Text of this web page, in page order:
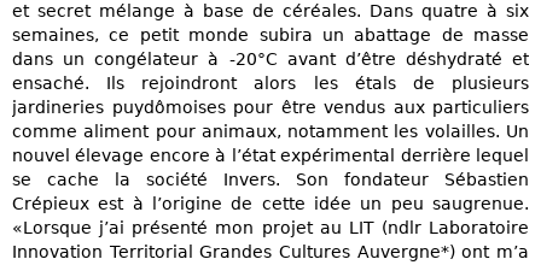
et secret mélange à base de céréales. Dans quatre à six
semaines, ce petit monde subira un abattage de masse
dans un congélateur à -20°C avant d’être déshydraté et
ensaché. Ils rejoindront alors les étals de plusieurs
jardineries puydômoises pour être vendus aux particuliers
comme aliment pour animaux, notamment les volailles. Un
nouvel élevage encore à l’état expérimental derrière lequel
se cache la société Invers. Son fondateur Sébastien
Crépieux est à l’origine de cette idée un peu saugrenue.
«Lorsque j’ai présenté mon projet au LIT (ndlr Laboratoire
Innovation Territorial Grandes Cultures Auvergne*) ont m’a